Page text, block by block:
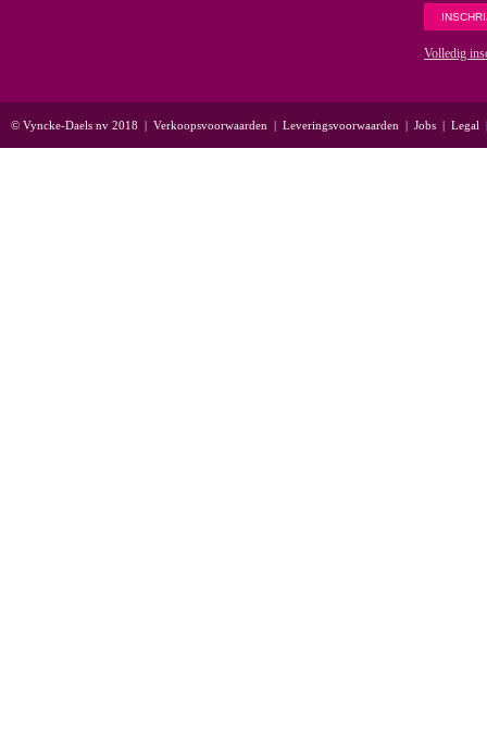
Volledig
© Vyncke-Daels nv 2018 | Verkoopsvoorwaarden | Leveringsvoorwaarden | Jobs | Legal